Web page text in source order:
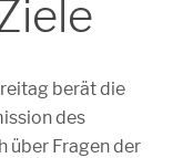
berät die
des
über Fragen der